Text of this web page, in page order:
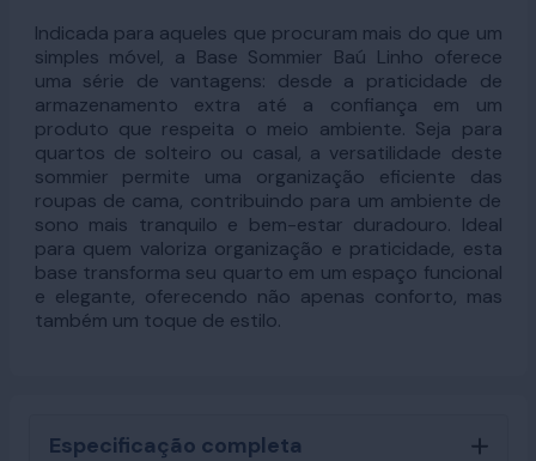
Indicada para aqueles que procuram mais do que um
simples móvel, a Base Sommier Baú Linho oferece
uma série de vantagens: desde a praticidade de
armazenamento extra até a confiança em um
produto que respeita o meio ambiente. Seja para
quartos de solteiro ou casal, a versatilidade deste
sommier permite uma organização eficiente das
roupas de cama, contribuindo para um ambiente de
sono mais tranquilo e bem-estar duradouro. Ideal
para quem valoriza organização e praticidade, esta
base transforma seu quarto em um espaço funcional
e elegante, oferecendo não apenas conforto, mas
também um toque de estilo.
Especificação completa